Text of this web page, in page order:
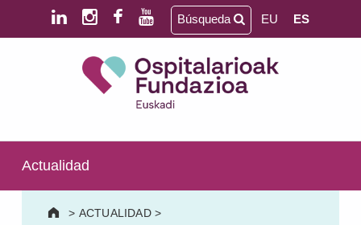
Saltar al contenido principal
Saltar al pie de página
SALUD MENTAL | DISCAPACIDAD INTELECTUAL | NEURORREHABILITACIÓN Y DAÑO CEREBRAL | PERSONA MAYOR
Búsqueda EU ES
Actualidad
> ACTUALIDAD>